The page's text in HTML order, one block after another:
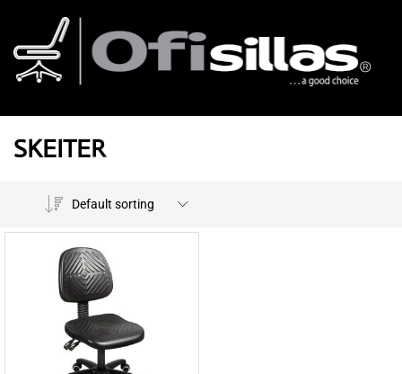
SKEITER
Default sorting